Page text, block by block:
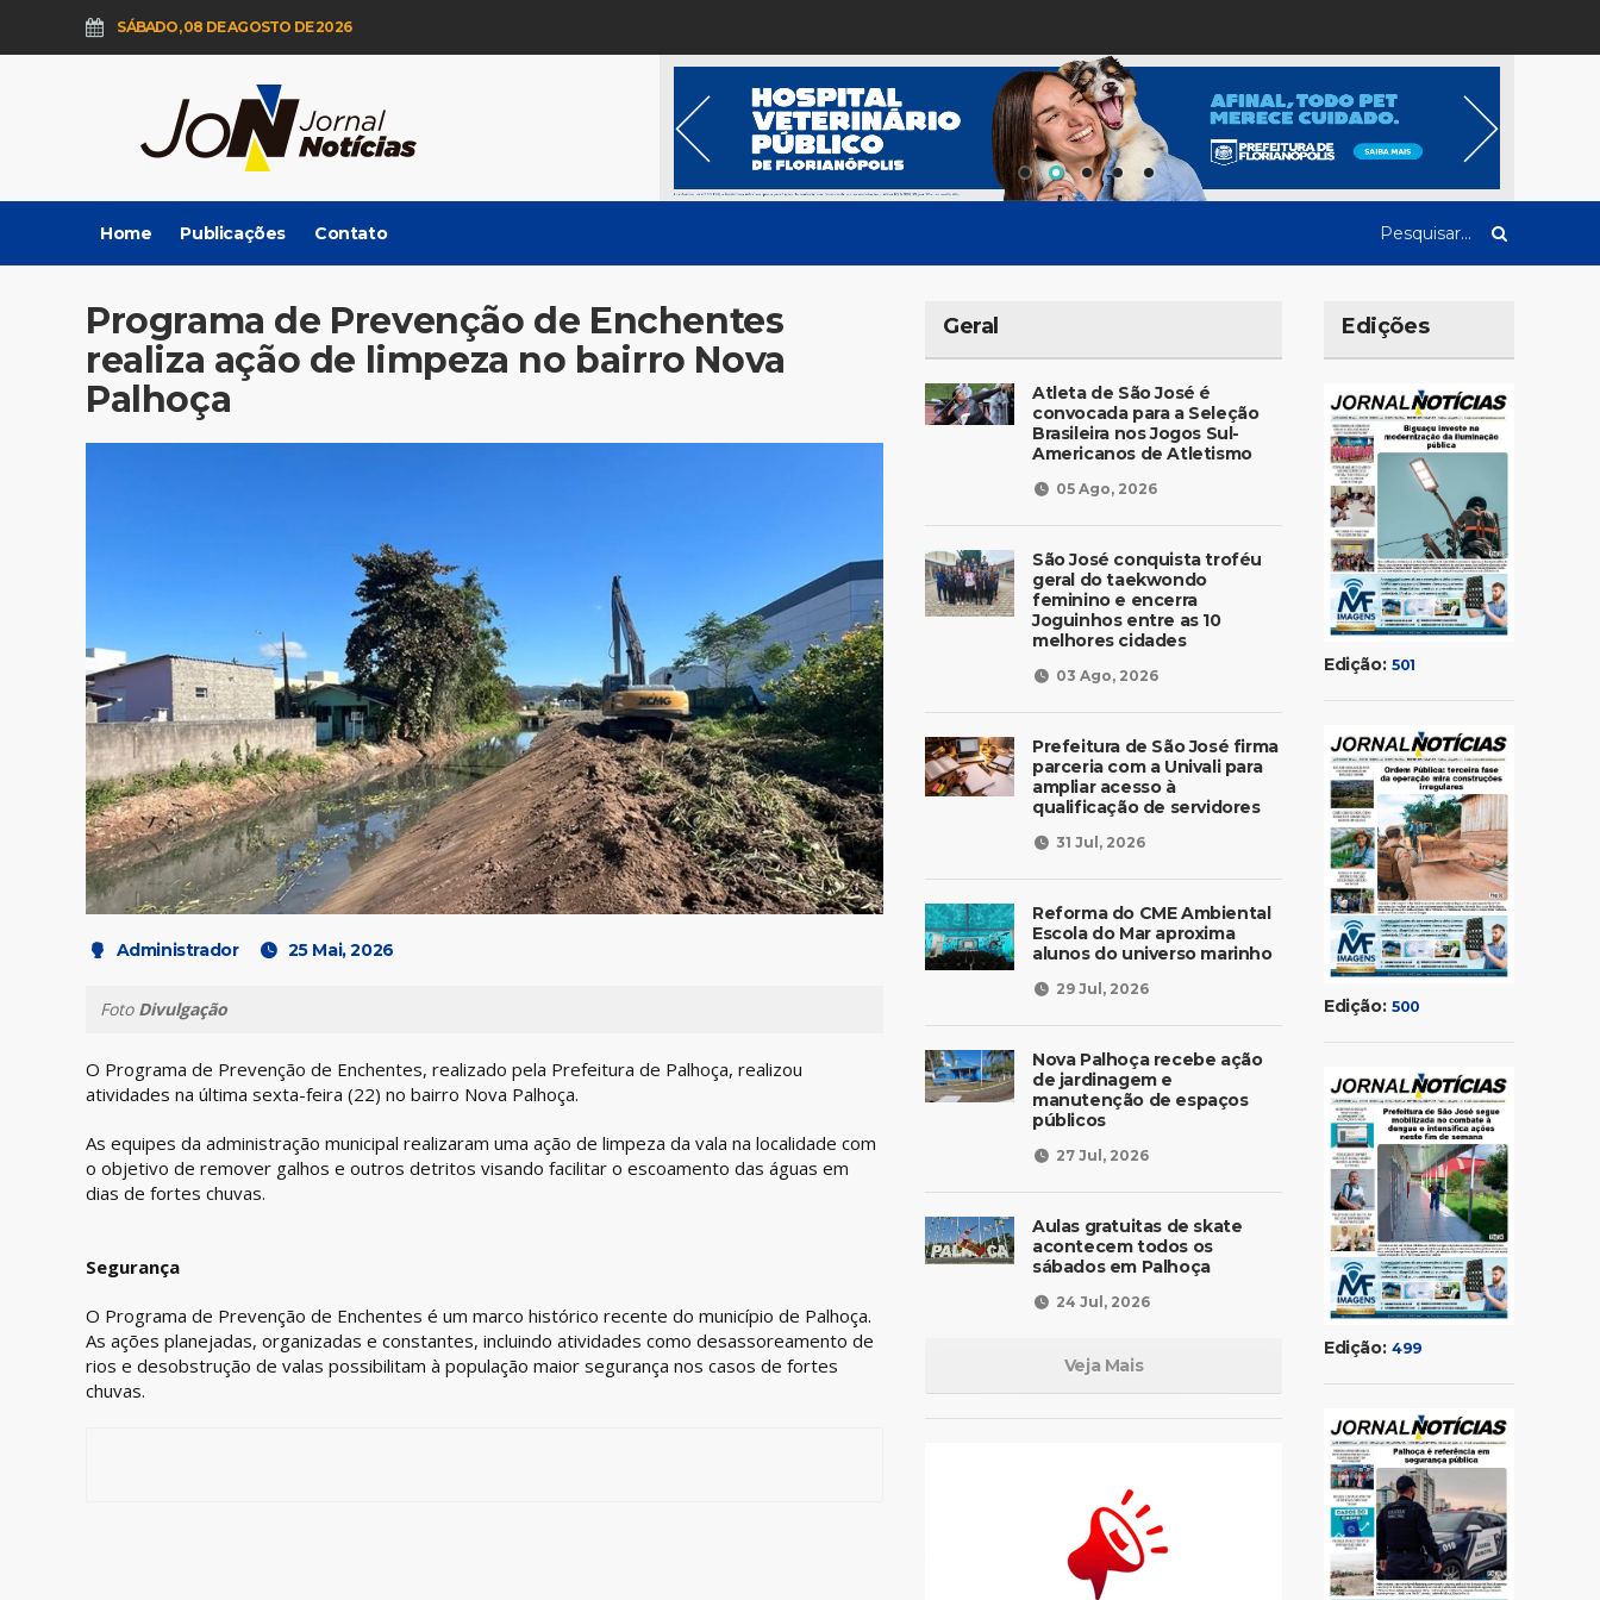
SÁBADO, 08 DE AGOSTO DE 2026
Home Publicações Contato
Programa de Prevenção de Enchentes
realiza ação de limpeza no bairro Nova
Palhoça
Administrador 25 Mai, 2026
Foto Divulgação
O Programa de Prevenção de Enchentes, realizado pela Prefeitura de Palhoça, realizou
atividades na última sexta-feira (22) no bairro Nova Palhoça.
As equipes da administração municipal realizaram uma ação de limpeza da vala na localidade com
o objetivo de remover galhos e outros detritos visando facilitar o escoamento das águas em
dias de fortes chuvas.
Segurança
O Programa de Prevenção de Enchentes é um marco histórico recente do município de Palhoça.
As ações planejadas, organizadas e constantes, incluindo atividades como desassoreamento de
rios e desobstrução de valas possibilitam à população maior segurança nos casos de fortes
chuvas.
Geral
Atleta de São José é
convocada para a Seleção
Brasileira nos Jogos Sul-
Americanos de Atletismo
05 Ago, 2026
São José conquista troféu
geral do taekwondo
feminino e encerra
Joguinhos entre as 10
melhores cidades
03 Ago, 2026
Prefeitura de São José firma
parceria com a Univali para
ampliar acesso à
qualificação de servidores
31 Jul, 2026
Reforma do CME Ambiental
Escola do Mar aproxima
alunos do universo marinho
29 Jul, 2026
Nova Palhoça recebe ação
de jardinagem e
manutenção de espaços
públicos
27 Jul, 2026
Aulas gratuitas de skate
acontecem todos os
sábados em Palhoça
24 Jul, 2026
Veja Mais
Edições
Edição: 501
Edição: 500
Edição: 499